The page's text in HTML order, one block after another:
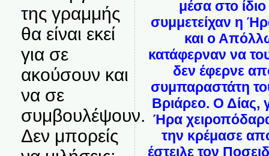
της γραμμής
θα είναι εκεί
για σε
ακούσουν και
να σε
συμβουλέψουν.
Δεν μπορείς
μέσα στο
συμμετείχαν η
και ο
κατάφερναν να
δεν έφερνε
συμπαραστάτη
Βριάρεο. Ο Δίας,
Ήρα
την κρέμασε
έστειλε τον